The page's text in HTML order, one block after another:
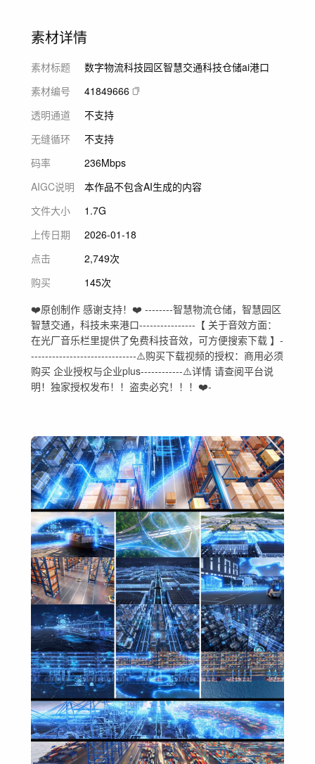
素材详情
素材标题
数字物流科技园区智慧交通科技仓储ai港口
素材编号
41849666
透明通道
不支持
无缝循环
不支持
码率
236Mbps
AIGC说明
本作品不包含AI生成的内容
文件大小
1.7G
上传日期
2026-01-18
点击
2,749次
购买
145次
❤️原创制作 感谢支持！❤️ --------智慧物流仓储，智慧园区
智慧交通，科技未来港口----------------【 关于音效方面：
在光厂音乐栏里提供了免费科技音效，可方便搜索下载 】-
------------------------------⚠️购买下载视频的授权：商用必须
购买 企业授权与企业plus------------⚠️详情 请查阅平台说
明！独家授权发布！！盗卖必究！！！❤️-